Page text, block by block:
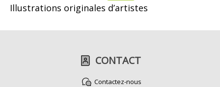
Illustrations originales d’artistes
CONTACT
Contactez-nous